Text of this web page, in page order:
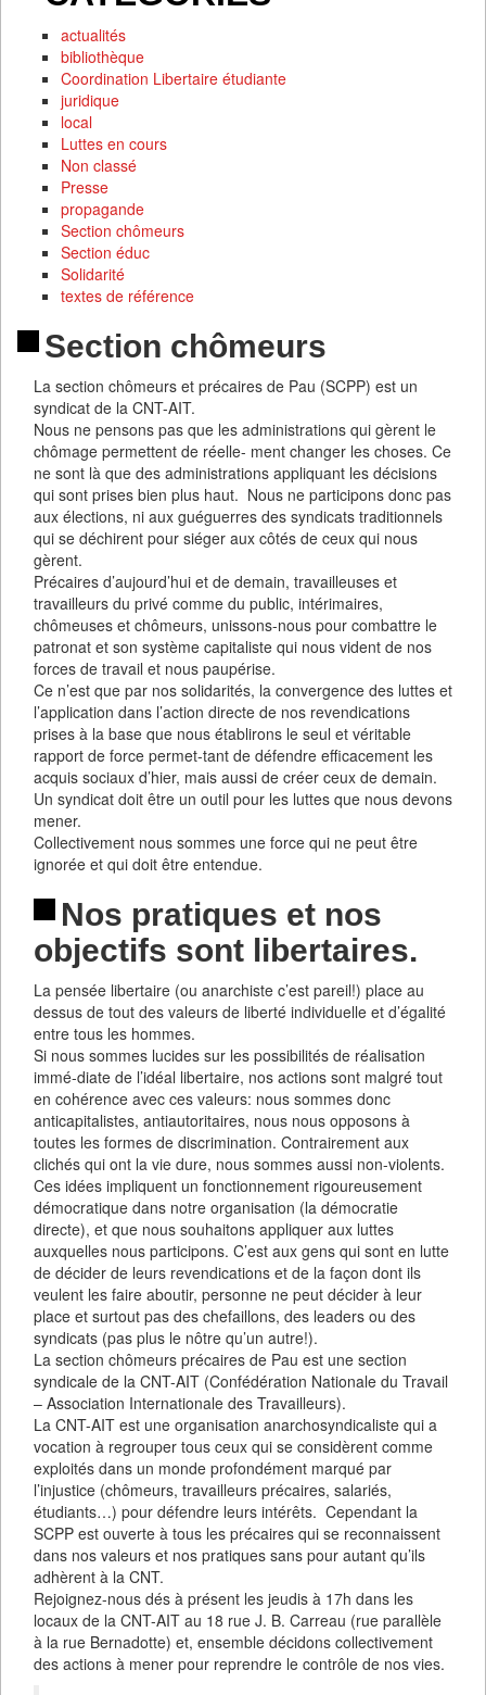
actualités
bibliothèque
Coordination Libertaire étudiante
juridique
local
Luttes en cours
Non classé
Presse
propagande
Section chômeurs
Section éduc
Solidarité
textes de référence
Section chômeurs
La section chômeurs et précaires de Pau (SCPP) est un
syndicat de la CNT-AIT.
Nous ne pensons pas que les administrations qui gèrent le
chômage permettent de réelle- ment changer les choses. Ce
ne sont là que des administrations appliquant les décisions
qui sont prises bien plus haut. Nous ne participons donc pas
aux élections, ni aux guéguerres des syndicats traditionnels
qui se déchirent pour siéger aux côtés de ceux qui nous
gèrent.
Précaires d’aujourd’hui et de demain, travailleuses et
travailleurs du privé comme du public, intérimaires,
chômeuses et chômeurs, unissons-nous pour combattre le
patronat et son système capitaliste qui nous vident de nos
forces de travail et nous paupérise.
Ce n’est que par nos solidarités, la convergence des luttes et
l’application dans l’action directe de nos revendications
prises à la base que nous établirons le seul et véritable
rapport de force permet-tant de défendre efficacement les
acquis sociaux d’hier, mais aussi de créer ceux de demain.
Un syndicat doit être un outil pour les luttes que nous devons
mener.
Collectivement nous sommes une force qui ne peut être
ignorée et qui doit être entendue.
Nos pratiques et nos
objectifs sont libertaires.
La pensée libertaire (ou anarchiste c’est pareil!) place au
dessus de tout des valeurs de liberté individuelle et d’égalité
entre tous les hommes.
Si nous sommes lucides sur les possibilités de réalisation
immé-diate de l’idéal libertaire, nos actions sont malgré tout
en cohérence avec ces valeurs: nous sommes donc
anticapitalistes, antiautoritaires, nous nous opposons à
toutes les formes de discrimination. Contrairement aux
clichés qui ont la vie dure, nous sommes aussi non-violents.
Ces idées impliquent un fonctionnement rigoureusement
démocratique dans notre organisation (la démocratie
directe), et que nous souhaitons appliquer aux luttes
auxquelles nous participons. C’est aux gens qui sont en lutte
de décider de leurs revendications et de la façon dont ils
veulent les faire aboutir, personne ne peut décider à leur
place et surtout pas des chefaillons, des leaders ou des
syndicats (pas plus le nôtre qu’un autre!).
La section chômeurs précaires de Pau est une section
syndicale de la CNT-AIT (Confédération Nationale du Travail
– Association Internationale des Travailleurs).
La CNT-AIT est une organisation anarchosyndicaliste qui a
vocation à regrouper tous ceux qui se considèrent comme
exploités dans un monde profondément marqué par
l’injustice (chômeurs, travailleurs précaires, salariés,
étudiants…) pour défendre leurs intérêts. Cependant la
SCPP est ouverte à tous les précaires qui se reconnaissent
dans nos valeurs et nos pratiques sans pour autant qu’ils
adhèrent à la CNT.
Rejoignez-nous dés à présent les jeudis à 17h dans les
locaux de la CNT-AIT au 18 rue J. B. Carreau (rue parallèle
à la rue Bernadotte) et, ensemble décidons collectivement
des actions à mener pour reprendre le contrôle de nos vies.